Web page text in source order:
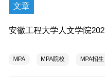
文章
MPA MPA院校 MPA招生